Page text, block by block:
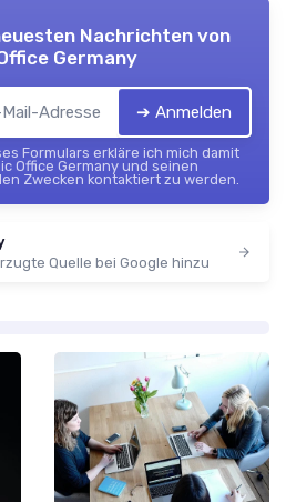
Nachrichten von
Germany
➔ Anmelden
Formulars erkläre ich mich damit
Office Germany und seinen
Zwecken kontaktiert zu werden.
Quelle bei Google hinzu